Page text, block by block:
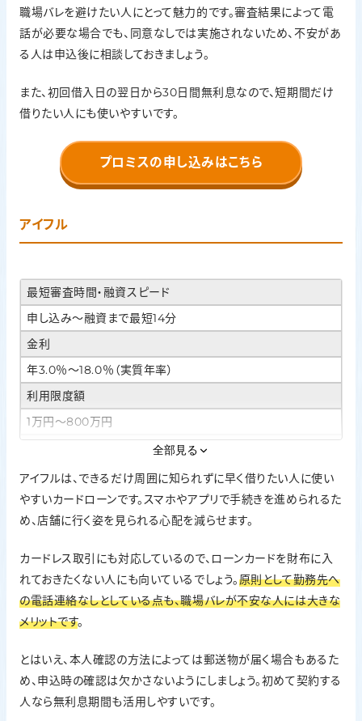
初回借入日の翌日から30日間無利息
職場バレを避けたい人にとって魅力的です。審査結果によって電
話が必要な場合でも、同意なしでは実施されないため、不安があ
る人は申込後に相談しておきましょう。
また、初回借入日の翌日から30日間無利息なので、短期間だけ
借りたい人にも使いやすいです。
プロミスの申し込みはこちら
アイフル
最短審査時間・融資スピード
申し込み〜融資まで最短14分
金利
年3.0％〜18.0％（実質年率）
利用限度額
1万円〜800万円
対応。Web申込・アプリ利用でカードレス取引が可能。本人確
認方法によっては郵送物なし
在籍確認の方針
無利息期間
はじめての契約なら契約日の翌日から最大30日間利息0円
全部見る
アイフルは、できるだけ周囲に知られずに早く借りたい人に使い
やすいカードローンです。スマホやアプリで手続きを進められるた
め、店舗に行く姿を見られる心配を減らせます。
カードレス取引にも対応しているので、ローンカードを財布に入
れておきたくない人にも向いているでしょう。原則として勤務先へ
の電話連絡なしとしている点も、職場バレが不安な人には大きな
メリットです。
とはいえ、本人確認の方法によっては郵送物が届く場合もあるた
め、申込時の確認は欠かさないようにしましょう。初めて契約する
人なら無利息期間も活用しやすいです。